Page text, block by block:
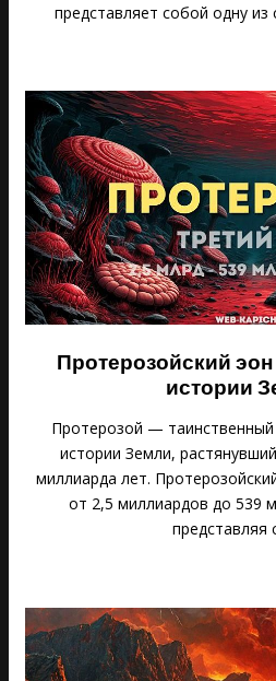
представляет собой одну из
Протерозойский
истории
Протерозой — таинственный
истории Земли,
миллиарда лет.
от 2,5 миллиардов до 539
представляя